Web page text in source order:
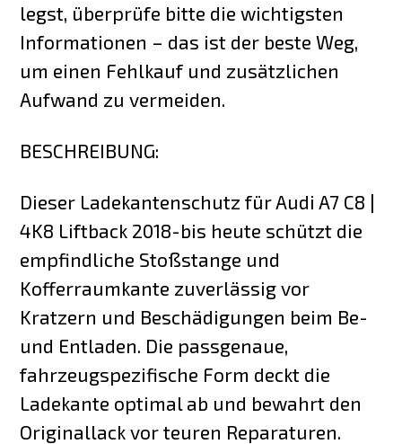
legst, überprüfe bitte die wichtigsten
Informationen – das ist der beste Weg,
um einen Fehlkauf und zusätzlichen
Aufwand zu vermeiden.
BESCHREIBUNG:
Dieser Ladekantenschutz für Audi A7 C8 |
4K8 Liftback 2018-bis heute schützt die
empfindliche Stoßstange und
Kofferraumkante zuverlässig vor
Kratzern und Beschädigungen beim Be-
und Entladen. Die passgenaue,
fahrzeugspezifische Form deckt die
Ladekante optimal ab und bewahrt den
Originallack vor teuren Reparaturen.